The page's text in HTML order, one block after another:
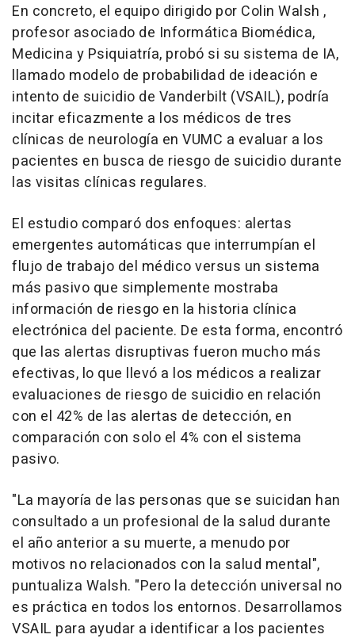
En concreto, el equipo dirigido por Colin Walsh ,
profesor asociado de Informática Biomédica,
Medicina y Psiquiatría, probó si su sistema de IA,
llamado modelo de probabilidad de ideación e
intento de suicidio de Vanderbilt (VSAIL), podría
incitar eficazmente a los médicos de tres
clínicas de neurología en VUMC a evaluar a los
pacientes en busca de riesgo de suicidio durante
las visitas clínicas regulares.
El estudio comparó dos enfoques: alertas
emergentes automáticas que interrumpían el
flujo de trabajo del médico versus un sistema
más pasivo que simplemente mostraba
información de riesgo en la historia clínica
electrónica del paciente. De esta forma, encontró
que las alertas disruptivas fueron mucho más
efectivas, lo que llevó a los médicos a realizar
evaluaciones de riesgo de suicidio en relación
con el 42% de las alertas de detección, en
comparación con solo el 4% con el sistema
pasivo.
"La mayoría de las personas que se suicidan han
consultado a un profesional de la salud durante
el año anterior a su muerte, a menudo por
motivos no relacionados con la salud mental",
puntualiza Walsh. "Pero la detección universal no
es práctica en todos los entornos. Desarrollamos
VSAIL para ayudar a identificar a los pacientes